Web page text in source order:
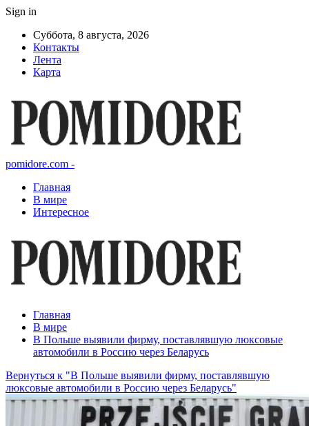
Sign in
Суббота, 8 августа, 2026
Контакты
Лента
Карта
pomidore.com -
Главная
В мире
Интересное
Главная
В мире
В Польше выявили фирму, поставлявшую люксовые
автомобили в Россию через Беларусь
Вернуться к "В Польше выявили фирму, поставлявшую
люксовые автомобили в Россию через Беларусь"